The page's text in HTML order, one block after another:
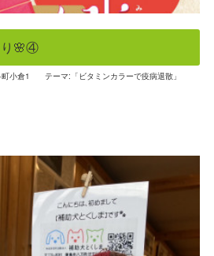
り🌸④
小倉1 テーマ:「ビタミンカラーで疫病退散」